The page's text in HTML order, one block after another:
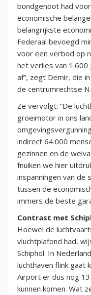
bondgenoot had
economische
belangrijkste
Federaal bevoegd
voor een verbod op
het verlies van 1.600
af”, zegt Demir, die
de centrumrechtse
Ze vervolgt: “De
groeimotor in ons
indirect 64.000
gezinnen en de
fnuiken we hier
inspanningen van de
tussen de
immers de beste
Contrast met
Hoewel de
vluchtplafond had,
Schiphol. In
luchthaven flink gaat
Airport er dus nog
kunnen komen. Wat